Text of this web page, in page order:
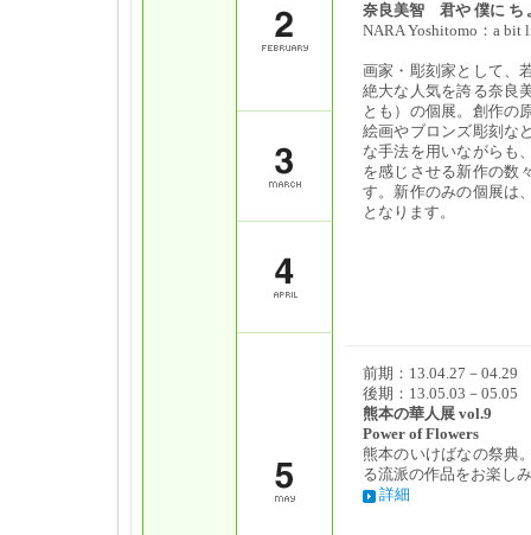
奈良美智 君や 僕に ち
NARA Yoshitomo：a bit
画家・彫刻家として、
絶大な人気を誇る奈良
とも）の個展。創作の
絵画やブロンズ彫刻な
な手法を用いながらも
を感じさせる新作の数
す。新作のみの個展は
となります。
前期：13.04.27－04.29
後期：13.05.03－05.05
熊本の華人展 vol.9
Power of Flowers
熊本のいけばなの祭典
る流派の作品をお楽し
詳細